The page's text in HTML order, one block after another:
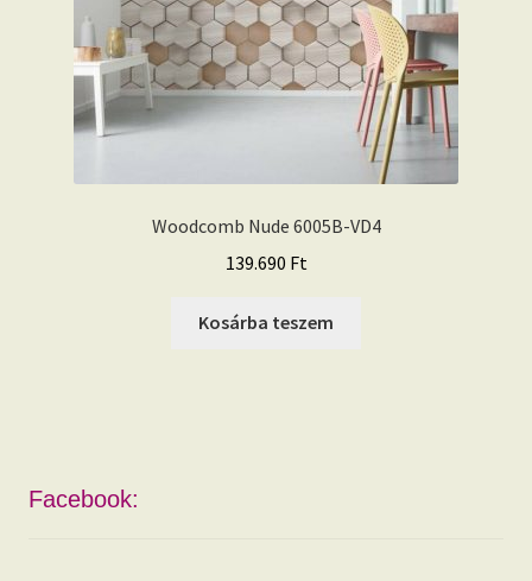
Woodcomb Nude 6005B-VD4
139.690 Ft
Kosárba teszem
Facebook: